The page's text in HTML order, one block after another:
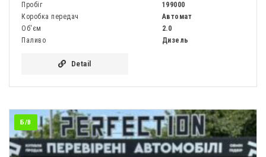
Пробіг
199000
Коробка передач
Автомат
Об'єм
2.0
Паливо
Дизель
Detail
Б/В